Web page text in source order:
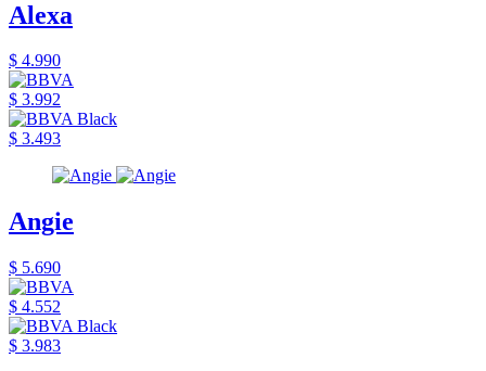
Alexa
$ 4.990
$ 3.992
$ 3.493
Angie
$ 5.690
$ 4.552
$ 3.983